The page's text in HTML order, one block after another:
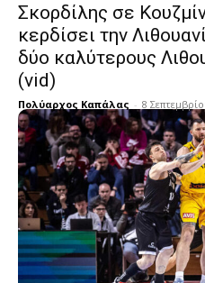
Σκορδίλης σε
κερδίσει την
δύο καλύτερους
(vid)
Πολύαρχος Καπάλας - 8